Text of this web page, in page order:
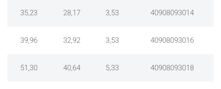
35,23 28,17 3,53 40908093014
39,96 32,92 3,53 40908093016
51,30 40,64 5,33 40908093018